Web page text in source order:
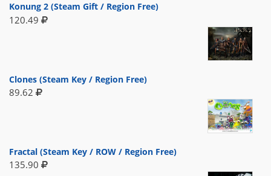
Konung 2 (Steam Gift / Region Free)
120.49
Clones (Steam Key / Region Free)
89.62
Fractal (Steam Key / ROW / Region Free)
135.90